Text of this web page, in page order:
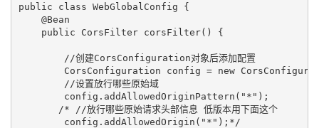
public class WebGlobalConfig {
    @Bean
    public CorsFilter corsFilter() {
        //创建CorsConfiguration对象后添加配置
CorsConfiguration config = new
        //设置放行哪些原始域
        config.addAllowedOriginPattern("*");
       /* //放行哪些原始请求头部信息 低版本用下面这个
        config.addAllowedOrigin("*");*/